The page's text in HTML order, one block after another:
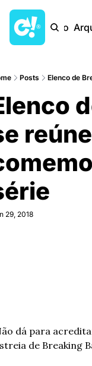
Início
Posts Elenco de
29, 2018
dá para
de Breaking